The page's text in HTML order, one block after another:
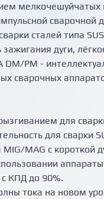
сталей типа
дуги,
DM/PM -
сварочных
для
для сварки
MAG с короткой
КПД до 90%.
тока на новом